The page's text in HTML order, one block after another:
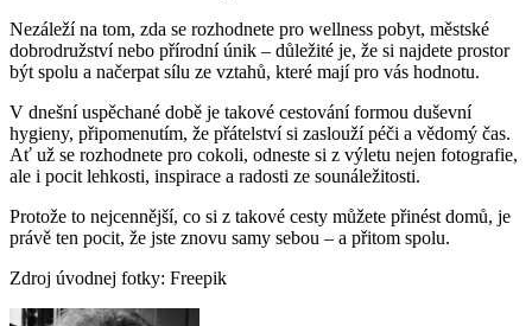
Nezáleží na tom, zda se rozhodnete pro wellness pobyt, městské
dobrodružství nebo přírodní únik – důležité je, že si najdete prostor
být spolu a načerpat sílu ze vztahů, které mají pro vás hodnotu.
V dnešní uspěchané době je takové cestování formou duševní
hygieny, připomenutím, že přátelství si zaslouží péči a vědomý čas.
Ať už se rozhodnete pro cokoli, odneste si z výletu nejen fotografie,
ale i pocit lehkosti, inspirace a radosti ze sounáležitosti.
Protože to nejcennější, co si z takové cesty můžete přinést domů, je
právě ten pocit, že jste znovu samy sebou – a přitom spolu.
Zdroj úvodnej fotky: Freepik